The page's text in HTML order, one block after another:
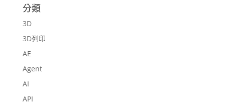
分類
3D
3D列印
AE
Agent
AI
API